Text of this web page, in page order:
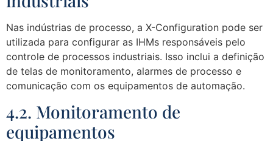
Nas indústrias de processo, a X-Configuration pode ser
utilizada para configurar as IHMs responsáveis pelo
controle de processos industriais. Isso inclui a definição
de telas de monitoramento, alarmes de processo e
comunicação com os equipamentos de automação.
4.2. Monitoramento de
equipamentos